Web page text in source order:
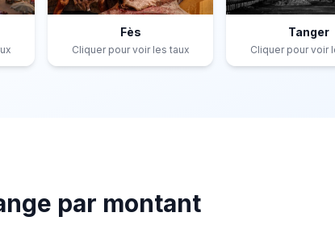
Fès
Cliquer pour voir les taux
Tanger
Cliquer pour voir
par montant